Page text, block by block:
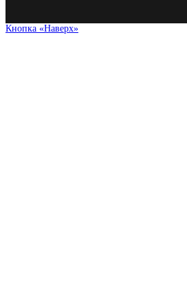
Кнопка «Наверх»